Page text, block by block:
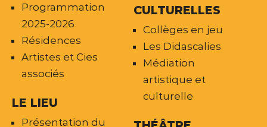
Programmation
2025-2026
Résidences
Artistes et Cies
associés
LE LIEU
Présentation du
CULTURELLES
Collèges en jeu
Les Didascalies
Médiation
artistique et
culturelle